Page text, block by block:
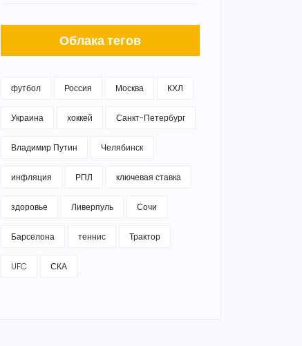
Облака тегов
футбол Россия Москва КХЛ
Украина хоккей Санкт-Петербург
Владимир Путин Челябинск
инфляция РПЛ ключевая ставка
здоровье Ливерпуль Сочи
Барселона теннис Трактор
UFC СКА